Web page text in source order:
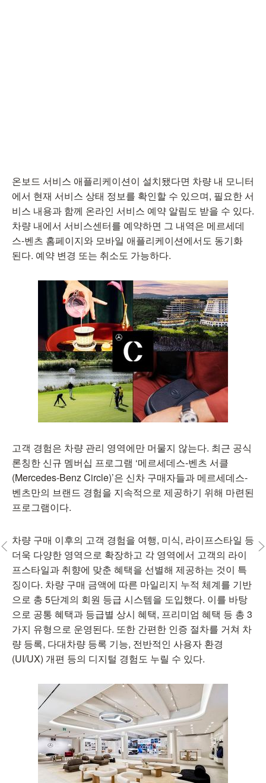
온보드 서비스 애플리케이션이 설치됐다면 차량 내 모니터
에서 현재 서비스 상태 정보를 확인할 수 있으며, 필요한 서
비스 내용과 함께 온라인 서비스 예약 알림도 받을 수 있다.
차량 내에서 서비스센터를 예약하면 그 내역은 메르세데
스-벤츠 홈페이지와 모바일 애플리케이션에서도 동기화
된다. 예약 변경 또는 취소도 가능하다.
고객 경험은 차량 관리 영역에만 머물지 않는다. 최근 공식
론칭한 신규 멤버십 프로그램 ‘메르세데스-벤츠 서클
(Mercedes-Benz Circle)’은 신차 구매자들과 메르세데스-
벤츠만의 브랜드 경험을 지속적으로 제공하기 위해 마련된
프로그램이다.
차량 구매 이후의 고객 경험을 여행, 미식, 라이프스타일 등
더욱 다양한 영역으로 확장하고 각 영역에서 고객의 라이
프스타일과 취향에 맞춘 혜택을 선별해 제공하는 것이 특
징이다. 차량 구매 금액에 따른 마일리지 누적 체계를 기반
으로 총 5단계의 회원 등급 시스템을 도입했다. 이를 바탕
으로 공통 혜택과 등급별 상시 혜택, 프리미엄 혜택 등 총 3
가지 유형으로 운영된다. 또한 간편한 인증 절차를 거쳐 차
량 등록, 다대차량 등록 기능, 전반적인 사용자 환경
(UI/UX) 개편 등의 디지털 경험도 누릴 수 있다.